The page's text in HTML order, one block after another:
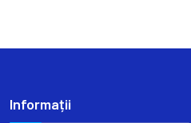
Informații